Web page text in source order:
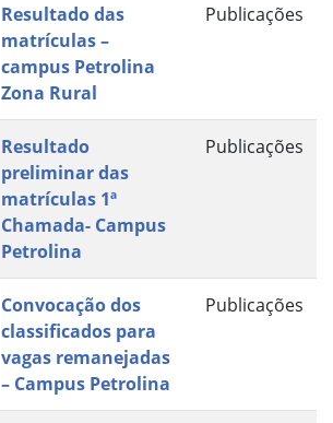
Resultado das
matrículas –
campus Petrolina
Zona Rural
Publicações
Resultado
preliminar das
matrículas 1ª
Chamada- Campus
Petrolina
Publicações
Convocação dos
classificados para
vagas remanejadas
– Campus Petrolina
Publicações